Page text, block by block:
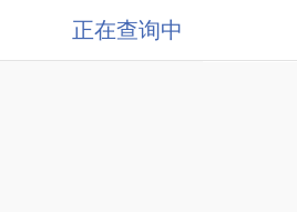
正在查询中